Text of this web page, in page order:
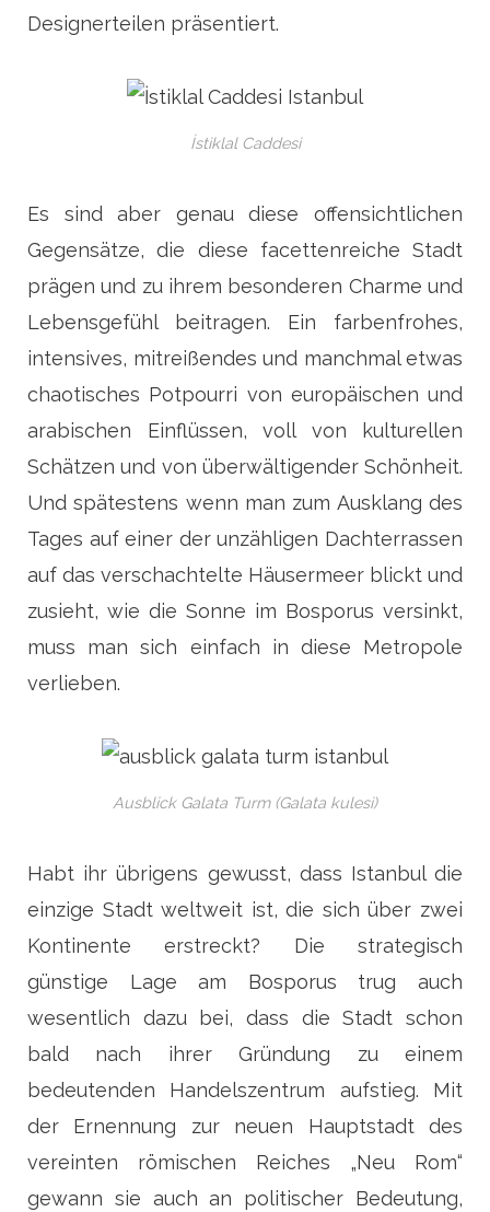
Designerteilen präsentiert.
İstiklal Caddesi
Es sind aber genau diese offensichtlichen
Gegensätze, die diese facettenreiche Stadt
prägen und zu ihrem besonderen Charme und
Lebensgefühl beitragen. Ein farbenfrohes,
intensives, mitreißendes und manchmal etwas
chaotisches Potpourri von europäischen und
arabischen Einflüssen, voll von kulturellen
Schätzen und von überwältigender Schönheit.
Und spätestens wenn man zum Ausklang des
Tages auf einer der unzähligen Dachterrassen
auf das verschachtelte Häusermeer blickt und
zusieht, wie die Sonne im Bosporus versinkt,
muss man sich einfach in diese Metropole
verlieben.
Ausblick Galata Turm (Galata kulesi)
Habt ihr übrigens gewusst, dass Istanbul die
einzige Stadt weltweit ist, die sich über zwei
Kontinente erstreckt? Die strategisch
günstige Lage am Bosporus trug auch
wesentlich dazu bei, dass die Stadt schon
bald nach ihrer Gründung zu einem
bedeutenden Handelszentrum aufstieg. Mit
der Ernennung zur neuen Hauptstadt des
vereinten römischen Reiches „Neu Rom“
gewann sie auch an politischer Bedeutung,